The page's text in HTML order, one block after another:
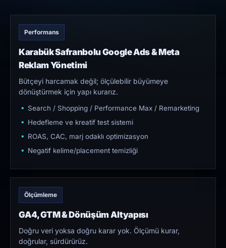
Performans
Karabük Safranbolu Google Ads & Meta
Reklam Yönetimi
Bütçeyi harcamak değil; ölçülebilir büyümeye
dönüştürmek için yapı kurarız.
Search / Shopping / Performance Max / Remarketing
Hedefleme ve kreatif test sistemi
ROAS, CAC, marj odaklı optimizasyon
Negatif kelime/placement temizliği
Ölçümleme
GA4, GTM & Dönüşüm Altyapısı
Doğru veri yoksa doğru karar yok. Ölçümü kurar,
doğrular, sürdürürüz.